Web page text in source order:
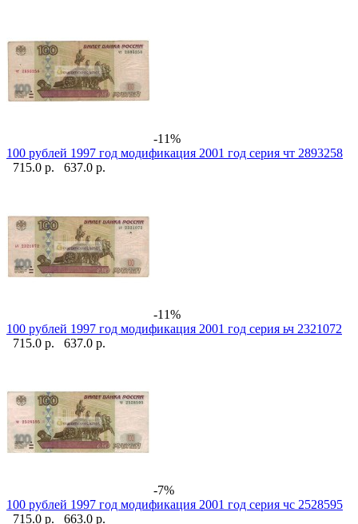
-11%
100 рублей 1997 год модификация 2001 год серия чт 2893258
715.0 р.
637.0 р.
-11%
100 рублей 1997 год модификация 2001 год серия ьч 2321072
715.0 р.
637.0 р.
-7%
100 рублей 1997 год модификация 2001 год серия чс 2528595
715.0 р.
663.0 р.